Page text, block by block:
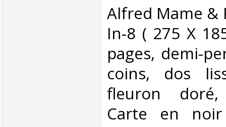
‎Alfred Mame &
In-8 ( 275 X
pages, demi-
coins, dos
fleuron
Carte en